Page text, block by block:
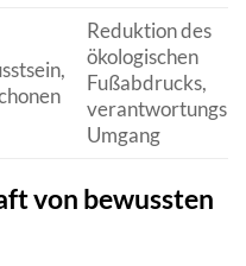
Reduktion des
ökologischen
Fußabdrucks,
Umgang
von bewussten